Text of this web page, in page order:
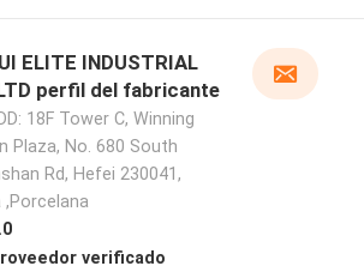
ELITE INDUSTRIAL
perfil del fabricante
18F Tower C, Winning
Plaza, No. 680 South
Rd, Hefei 230041,
,Porcelana
verificado